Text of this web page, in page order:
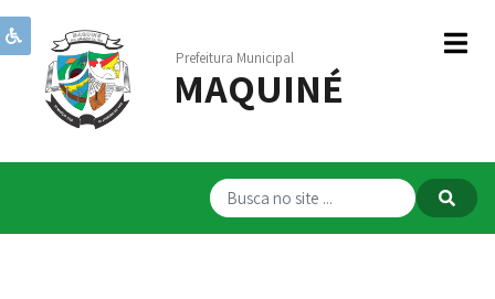
Prefeitura Municipal
MAQUINÉ
Institucional
Governo